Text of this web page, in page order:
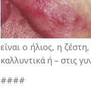
είναι ο ήλιος, η
καλλυντικά ή – στις
####